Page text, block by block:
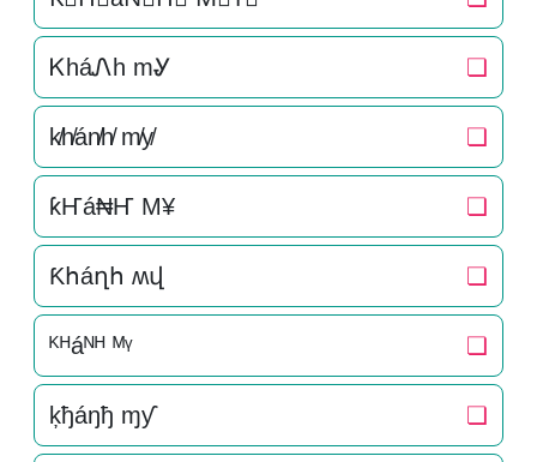
ᏦháᏁh mᎽ ❏
k̸h̸án̸h̸ m̸y̸ ❏
ƙҤá₦Ҥ M¥ ❏
Ƙհáղհ ʍվ ❏
ᴷᴴáᴺᴴ ᴹᵞ ❏
ķђáŋђ ɱƴ ❏